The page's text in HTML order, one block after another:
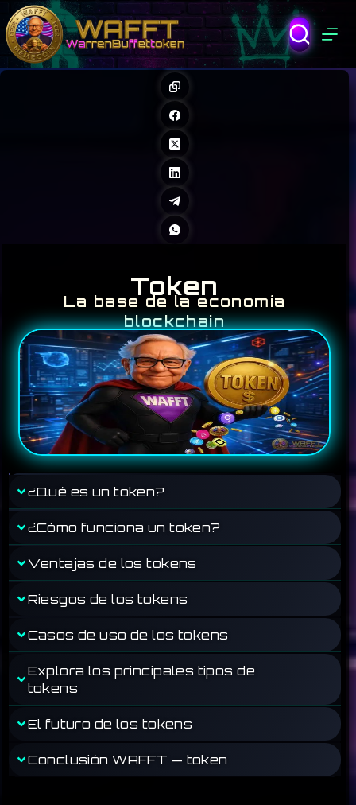
Token
La base de la economía
blockchain
¿Qué es un token?
¿Cómo funciona un token?
Ventajas de los tokens
Riesgos de los tokens
Casos de uso de los tokens
Explora los principales tipos de
tokens
El futuro de los tokens
Conclusión WAFFT — token